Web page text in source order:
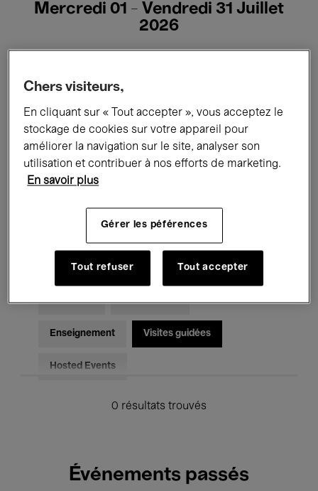
Mercredi 01 - Vendredi 31 Juillet
2026
Tous les événements Concerts
Expositions Films Performances
Rencontres & Débats
Musique classique Global Music
Musique électronique
Pour tous Kids’ Palace
Enseignement Visites guidées
Hosted Events
0 résultats trouvés
Événements passés
Chers visiteurs,
En cliquant sur « Tout accepter », vous acceptez le
stockage de cookies sur votre appareil pour
améliorer la navigation sur le site, analyser son
utilisation et contribuer à nos efforts de marketing.
En savoir plus
Gérer les péférences
Tout refuser Tout accepter